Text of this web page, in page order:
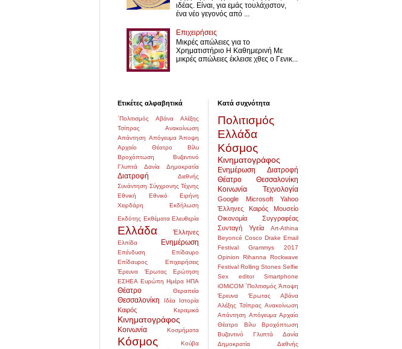
ιδέας. Είναι, για εμάς τουλάχιστον,
ένα νέο γεγονός από ...
Επιχειρήσεις
Μικρές απώλειες για το
Χρηματιστήριο Η Καθημερινή Με
μικρές απώλειες έκλεισε χθες ο Γενικ...
Ετικέτες αλφαβητικά
΄Πολιτισμός Αβάνα
Αλέξης
Τσίπρας
Ανακοίνωση
Απάντηση Απόγευμα Άποψη
Αρχαίο Θέατρο
Βίλυ
Βροχόπτωση
Βυζαντινό
Γλυπτά
Δανία Δημοκρατία
Διατροφή
Διεθνής
Συνάντηση Σύγχρονης Τέχνης
Εθνική
Εθνικό
Ειρήνη
Χειρδάρη
Εκδήλωση
Εκδότης Εκθέματα Ελευθερία
Ελλάδα Έλληνες
Ελπίδα Ενημέρωση
Επένδυση
Επίδαυρο
Επίδαυρος
Επιχειρήσεις
Έρευνα
Έρωτας
Ερώτηση
ΕΣΗΕΑ Ευρώπη Ημέρα ΗΠΑ
Θέατρο Θεραπεία
Θεσσαλονίκη Ιδέα Ιστορία
Καιρός Κεραμικά
Κινηματογράφος
Κοινωνία Κοσμήματα
Κόσμος
Κούβα
Κατά συχνότητα
Πολιτισμός
Ελλάδα
Κόσμος
Κινηματογράφος
Ενημέρωση
Διατροφή
Θέατρο
Θεσσαλονίκη
Κοινωνία
Τεχνολογία
Google Microsoft
Yahoo
Έλληνες
Καιρός
Μουσείο
Οικονομία
Συγγραφέας
Συνταγή
Υγεία
Art-Athina
Beyoncé Cosco Drake Email
Festival
Grammys 2017
Opinion
Rihanna Rockwave
Festival Rolling Stones Selfie
Sex editor
Smartphone
iOMiCOM ΄Πολιτισμός Άποψη
Έρευνα
Έρωτας
Αβάνα
Αλέξης Τσίπρας Ανακοίνωση
Απάντηση Απόγευμα Αρχαίο
Θέατρο
Βίλυ
Βροχόπτωση
Βυζαντινό
Γλυπτά
Δανία
Δημοκρατία
Διεθνής